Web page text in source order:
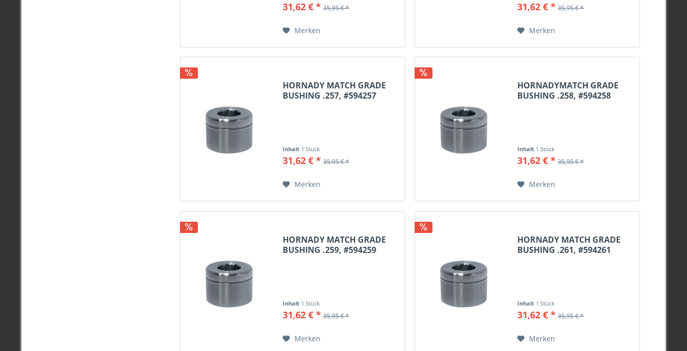
31,62 € * 35,95 € *
Merken
31,62 € * 35,95 € *
Merken
HORNADY MATCH GRADE
BUSHING .257, #594257
Inhalt 1 Stück
31,62 € * 35,95 € *
Merken
HORNADYMATCH GRADE
BUSHING .258, #594258
Inhalt 1 Stück
31,62 € * 35,95 € *
Merken
HORNADY MATCH GRADE
BUSHING .259, #594259
Inhalt 1 Stück
31,62 € * 35,95 € *
Merken
HORNADY MATCH GRADE
BUSHING .261, #594261
Inhalt 1 Stück
31,62 € * 35,95 € *
Merken